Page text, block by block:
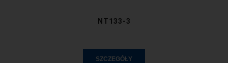
NT133-3
SZCZEGÓŁY